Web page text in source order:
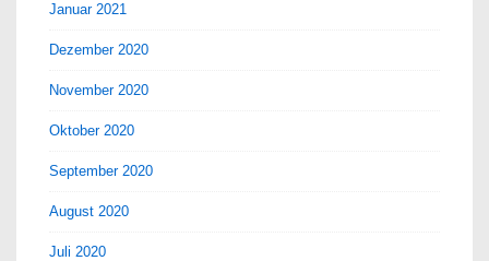
Januar 2021
Dezember 2020
November 2020
Oktober 2020
September 2020
August 2020
Juli 2020